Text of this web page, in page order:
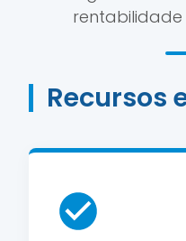
Recursos